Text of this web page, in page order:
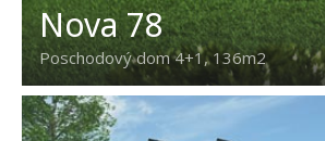
Nova 78
Poschodový dom 4+1, 136m2